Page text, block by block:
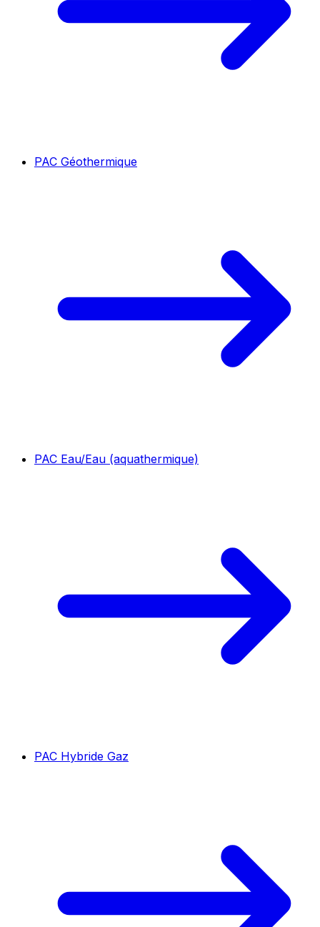
PAC Géothermique
PAC Eau/Eau (aquathermique)
PAC Hybride Gaz